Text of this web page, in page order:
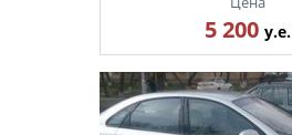
5 200 у.е.